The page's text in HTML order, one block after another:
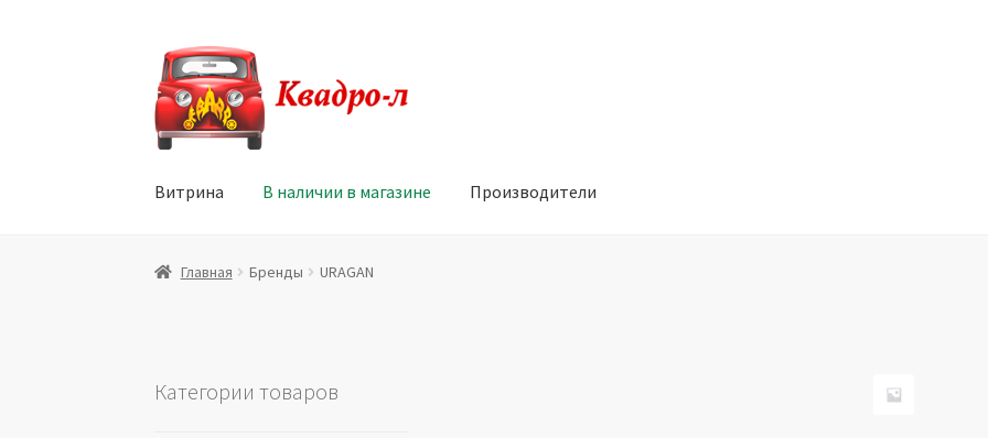
Перейти
к
навигации
Перейти
к
содержимому
Витрина В наличии в магазине Производители
Главная Витрина Мой аккаунт
Главная Бренды URAGAN
Категории товаров